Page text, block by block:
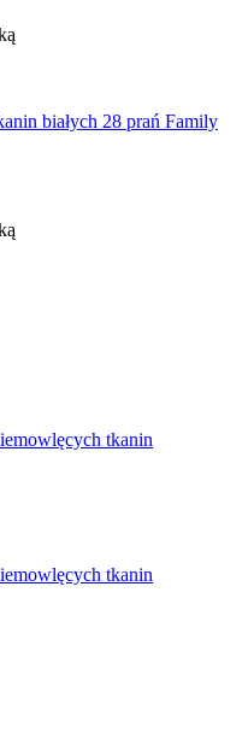
białych 28 prań Family
tkanin
tkanin